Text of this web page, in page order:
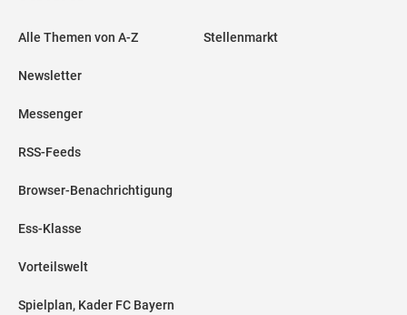
Alle Themen von A-Z
Newsletter
Messenger
RSS-Feeds
Browser-Benachrichtigung
Ess-Klasse
Vorteilswelt
Spielplan, Kader FC Bayern
Stellenmarkt